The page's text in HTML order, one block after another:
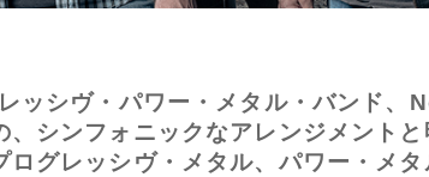
ッシヴ・パワー・メタル・バンド、
シンフォニックなアレンジメント
グレッシヴ・メタル、パワー・メ